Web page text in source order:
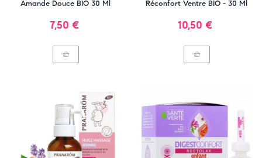
Amande Douce BIO 30 Ml
Prix
7,50 €
Réconfort Ventre BIO - 30 Ml
Prix
10,50 €